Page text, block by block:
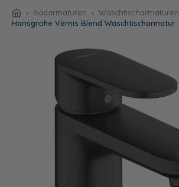
Badarmaturen
Waschtischarmaturen
Hansgrohe Vernis Blend Waschtischarmatur